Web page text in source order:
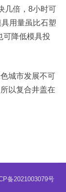
倍，8小时可
用量虽比石塑
可降低模具投
城市发展不可
以复合井盖在
备2021003079号